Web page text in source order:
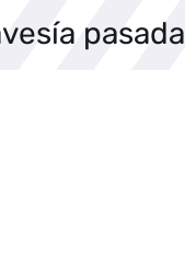
pasada